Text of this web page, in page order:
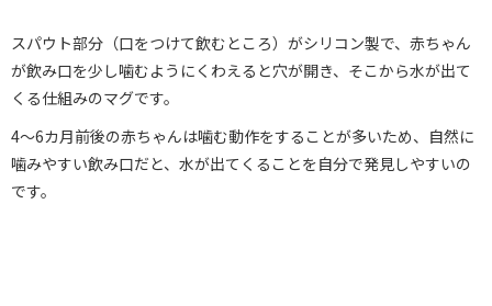
スパウト部分（口をつけて飲むところ）がシリコン製で、赤ちゃん
が飲み口を少し噛むようにくわえると穴が開き、そこから水が出て
くる仕組みのマグです。
4～6カ月前後の赤ちゃんは噛む動作をすることが多いため、自然に
噛みやすい飲み口だと、水が出てくることを自分で発見しやすいの
です。